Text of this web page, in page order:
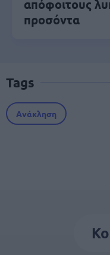
απόφοιτους
προσόντα
Tags
Ανάκληση